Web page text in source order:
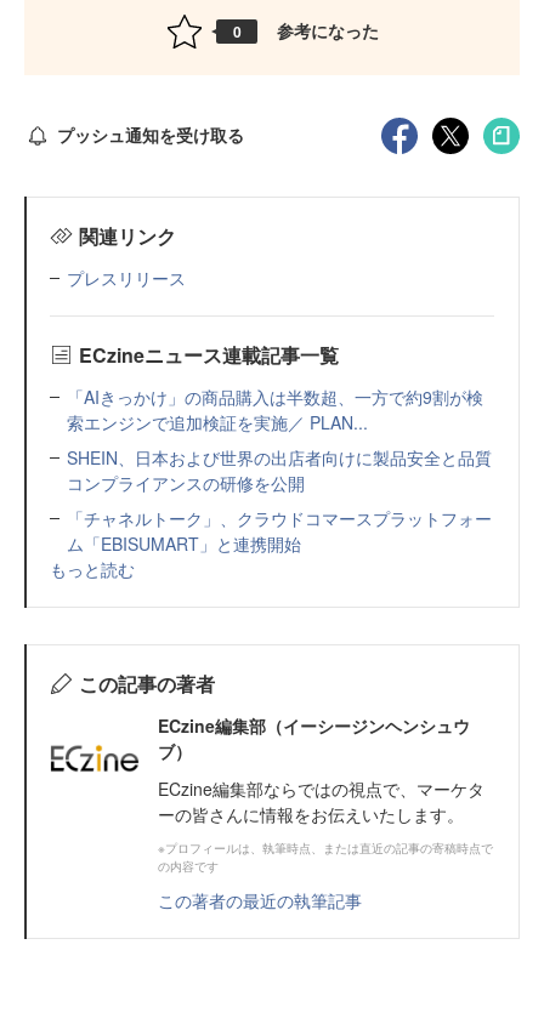
0 参考になった
プッシュ通知を受け取る
関連リンク
プレスリリース
ECzineニュース連載記事一覧
「AIきっかけ」の商品購入は半数超、一方で約9割が検
索エンジンで追加検証を実施／ PLAN...
SHEIN、日本および世界の出店者向けに製品安全と品質
コンプライアンスの研修を公開
「チャネルトーク」、クラウドコマースプラットフォー
ム「EBISUMART」と連携開始
もっと読む
この記事の著者
ECzine編集部（イーシージンヘンシュウ
ブ）
ECzine編集部ならではの視点で、マーケタ
ーの皆さんに情報をお伝えいたします。
※プロフィールは、執筆時点、または直近の記事の寄稿時点で
の内容です
この著者の最近の執筆記事